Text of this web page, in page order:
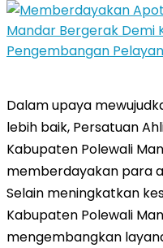
Dalam upaya
lebih baik, Persatuan
Kabupaten Polewali
memberdayakan para
Selain meningkatkan
Kabupaten Polewali
mengembangkan